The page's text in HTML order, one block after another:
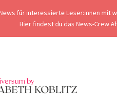
für interessierte Leser:innen mit
Hier findest du das News-Crew